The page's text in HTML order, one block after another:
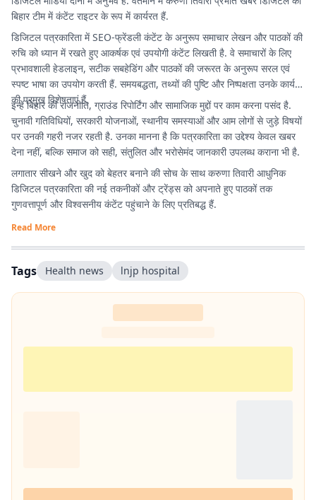
बिहार टीम में कंटेंट राइटर के रूप में कार्यरत हैं.
डिजिटल पत्रकारिता में SEO-फ्रेंडली कंटेंट के अनुरूप समाचार लेखन और पाठकों की
रुचि को ध्यान में रखते हुए आकर्षक एवं उपयोगी कंटेंट लिखती है. वे समाचारों के लिए
प्रभावशाली हेडलाइन, सटीक सबहेडिंग और पाठकों की जरूरत के अनुरूप सरल एवं
स्पष्ट भाषा का उपयोग करती हैं. समयबद्धता, तथ्यों की पुष्टि और निष्पक्षता उनके कार्य
की प्रमुख विशेषताएं हैं.
इन्हें बिहार की राजनीति, ग्राउंड रिपोर्टिंग और सामाजिक मुद्दों पर काम करना पसंद है.
चुनावी गतिविधियों, सरकारी योजनाओं, स्थानीय समस्याओं और आम लोगों से जुड़े विषयों
पर उनकी गहरी नजर रहती है. उनका मानना है कि पत्रकारिता का उद्देश्य केवल खबर
देना नहीं, बल्कि समाज को सही, संतुलित और भरोसेमंद जानकारी उपलब्ध कराना भी है.
लगातार सीखने और खुद को बेहतर बनाने की सोच के साथ करुणा तिवारी आधुनिक
डिजिटल पत्रकारिता की नई तकनीकों और ट्रेंड्स को अपनाते हुए पाठकों तक
गुणवत्तापूर्ण और विश्वसनीय कंटेंट पहुंचाने के लिए प्रतिबद्ध हैं.
Read More
Tags Health news lnjp hospital